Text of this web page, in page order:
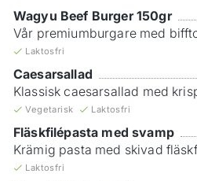
Wagyu Beef Burger 150gr
Vår premiumburgare med
Laktosfri
Caesarsallad
Klassisk caesarsallad med
Vegetarisk Laktosfri
Fläskfilépasta med svamp
Krämig pasta med skivad
Laktosfri